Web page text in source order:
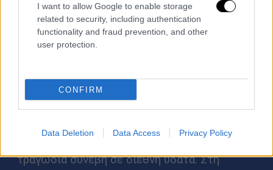
I want to allow Google to enable storage
related to security, including authentication
functionality and fraud prevention, and other
user protection.
CONFIRM
Data Deletion Data Access Privacy Policy
ναυάγιο της Πύλου. Οι εννέα κατηγορήθηκαν
για διακίνηση, κατά τη χαρακτηριστική,
ευρύτερη πρακτική των Αρχών, , για κάθε
φτάνει στη χώρα μας, τουλάχιστον ένα άτομο
να συλλαμβάνεται και να κατηγορείται. Το
αναρμόδιο να δικάσει την υπόθεση, καθώς η
τραγωδία συνέβη σε διεθνή ύδατα. Στη